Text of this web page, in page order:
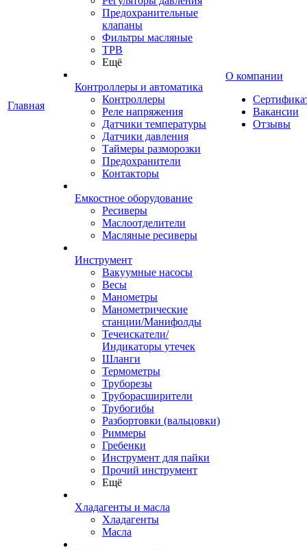
Главная
Предохранительные
клапаны
Фильтры масляные
ТРВ
Ещё
Контроллеры и автоматика
Контроллеры
Реле напряжения
Датчики температуры
Датчики давления
Таймеры разморозки
Предохранители
Контакторы
Емкостное оборудование
Ресиверы
Маслоотделители
Масляные ресиверы
Инструмент
Вакуумные насосы
Весы
Манометры
Манометрические
станции/Манифолды
Течеискатели/
Индикаторы утечек
Шланги
Термометры
Труборезы
Труборасширители
Трубогибы
Разбортовки (вальцовки)
Риммеры
Гребенки
Инструмент для пайки
Прочий инструмент
Ещё
Хладагенты и масла
Хладагенты
Масла
О компании
Вакансии
Отзывы